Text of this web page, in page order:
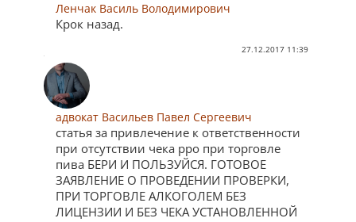
Ленчак Василь Володимирович
Крок назад.
27.12.2017 11:39
адвокат Васильев Павел Сергеевич
статья за привлечение к ответственности
при отсутствии чека рро при торговле
пива БЕРИ И ПОЛЬЗУЙСЯ. ГОТОВОЕ
ЗАЯВЛЕНИЕ О ПРОВЕДЕНИИ ПРОВЕРКИ,
ПРИ ТОРГОВЛЕ АЛКОГОЛЕМ БЕЗ
ЛИЦЕНЗИИ И БЕЗ ЧЕКА УСТАНОВЛЕННОЙ